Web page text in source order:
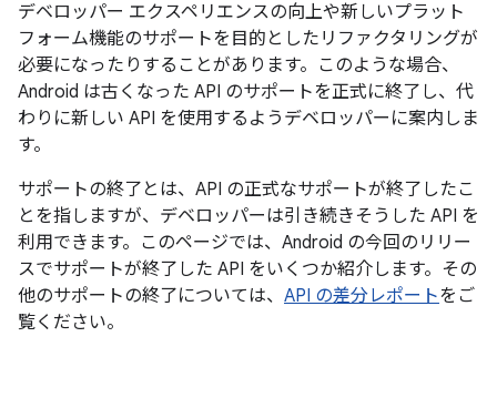
デベロッパー エクスペリエンスの向上や新しいプラット
フォーム機能のサポートを目的としたリファクタリングが
必要になったりすることがあります。このような場合、
Android は古くなった API のサポートを正式に終了し、代
わりに新しい API を使用するようデベロッパーに案内しま
す。
サポートの終了とは、API の正式なサポートが終了したこ
とを指しますが、デベロッパーは引き続きそうした API を
利用できます。このページでは、Android の今回のリリー
スでサポートが終了した API をいくつか紹介します。その
他のサポートの終了については、 API の差分レポートをご
覧ください。